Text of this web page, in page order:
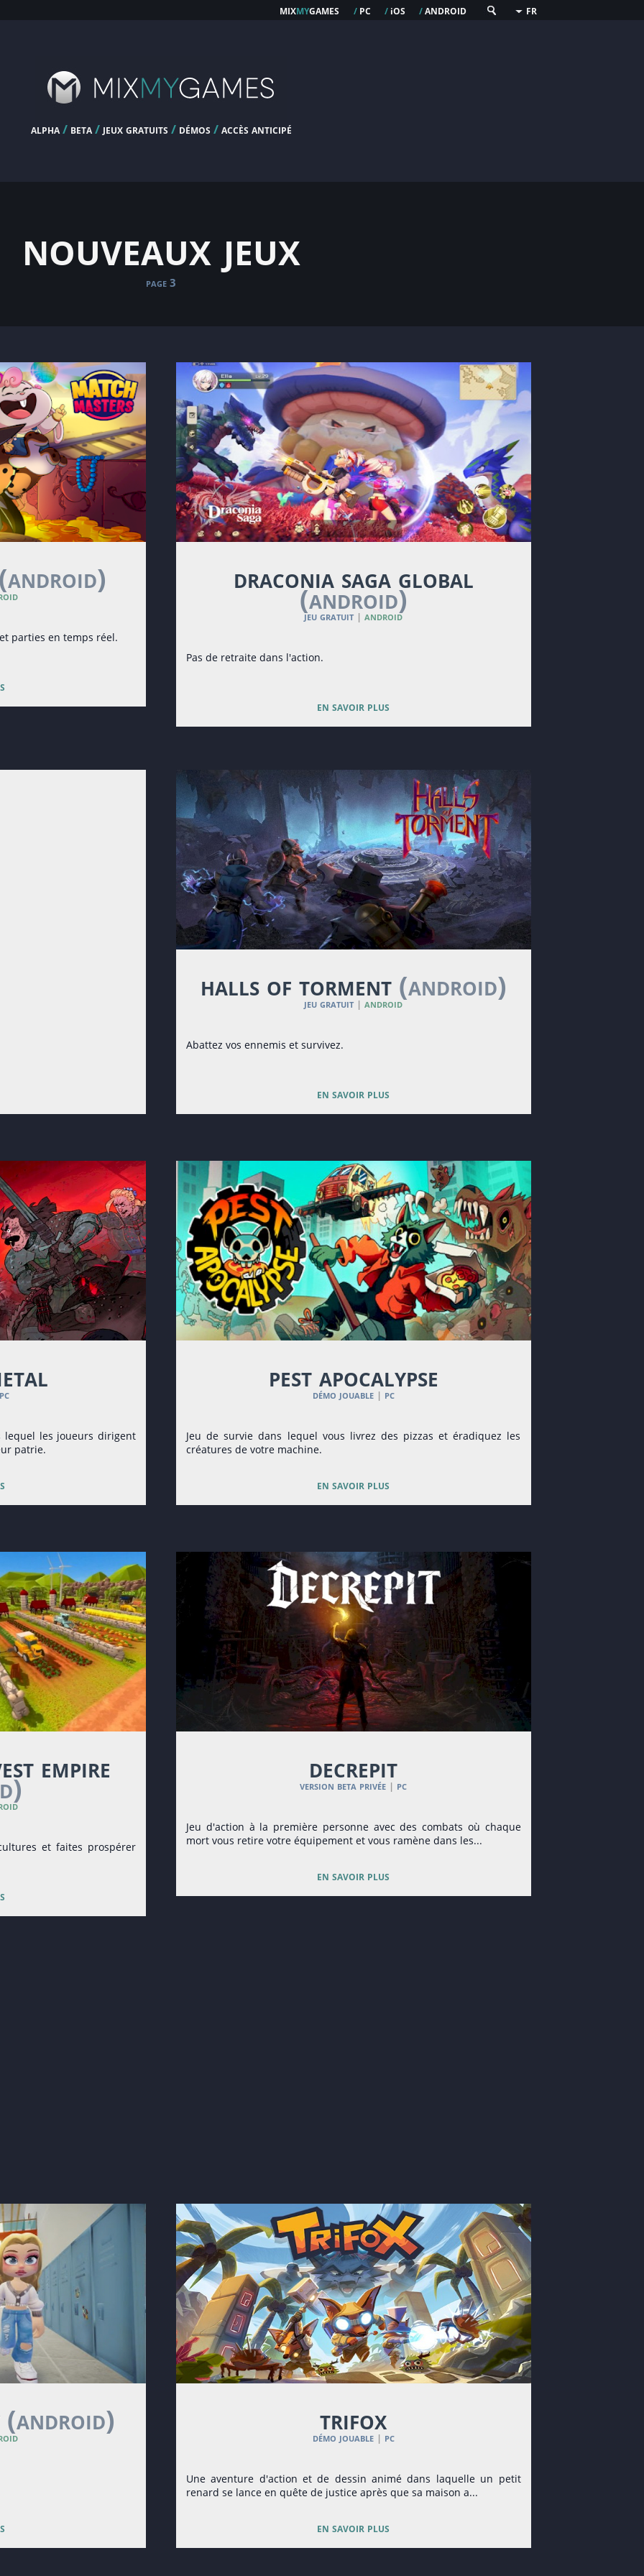
mixmygames / pc / ios /android FR
alpha/beta/jeux gratuits /démos /accès anticipé
nouveaux jeux
page 3
(android)
parties en temps réel.
draconia saga global
(android)
jeu gratuit | android
Pas de retraite dans l'action.
en savoir plus
halls of torment (android)
jeu gratuit | android
Abattez vos ennemis et survivez.
en savoir plus
pc
lequel les joueurs dirigent
patrie.
pest apocalypse
démo jouable | pc
Jeu de survie dans lequel vous livrez des pizzas et éradiquez les
créatures de votre machine.
en savoir plus
empire
et faites prospérer
decrepit
version beta privée | pc
Jeu d'action à la première personne avec des combats où chaque
mort vous retire votre équipement et vous ramène dans les...
en savoir plus
(android) trifox
démo jouable | pc
Une aventure d'action et de dessin animé dans laquelle un petit
renard se lance en quête de justice après que sa maison a...
en savoir plus